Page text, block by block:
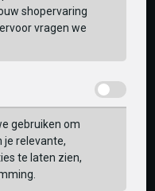
shopervaring
vragen we
gebruiken om
je relevante,
te laten zien,